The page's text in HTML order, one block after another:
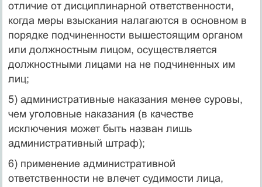
отличие от дисциплинарной ответственности,
когда меры взыскания налагаются в основном в
порядке подчиненности вышестоящим органом
или должностным лицом, осуществляется
должностными лицами на не подчиненных им
лиц;
5) административные наказания менее суровы,
чем уголовные наказания (в качестве
исключения может быть назван лишь
административный штраф);
6) применение административной
ответственности не влечет судимости лица,